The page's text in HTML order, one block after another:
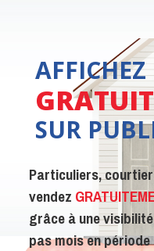
AFFICHEZ
SUR
Particuliers,
vendez
grâce à une
pas mois en